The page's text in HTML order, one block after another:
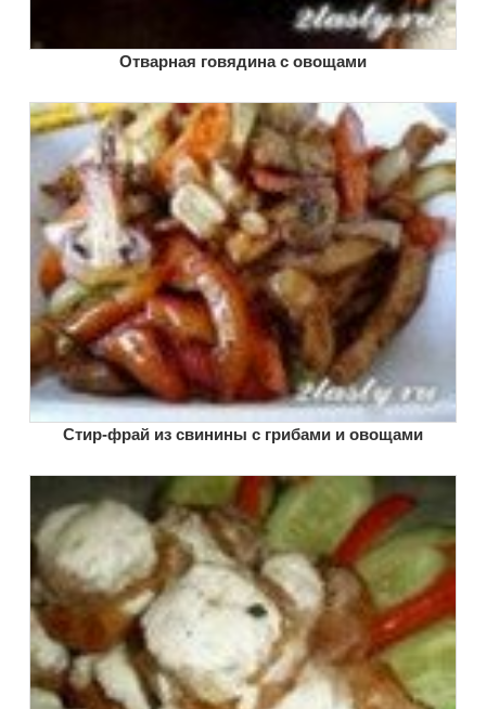
Отварная говядина с овощами
Стир-фрай из свинины с грибами и овощами